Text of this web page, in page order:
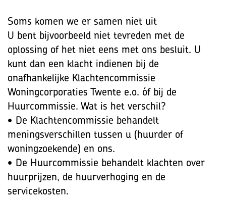
Soms komen we er samen niet uit
U bent bijvoorbeeld niet tevreden met de
oplossing of het niet eens met ons besluit. U
kunt dan een klacht indienen bij de
onafhankelijke Klachtencommissie
Woningcorporaties Twente e.o. óf bij de
Huurcommissie. Wat is het verschil?
• De Klachtencommissie behandelt
meningsverschillen tussen u (huurder of
woningzoekende) en ons.
• De Huurcommissie behandelt klachten over
huurprijzen, de huurverhoging en de
servicekosten.